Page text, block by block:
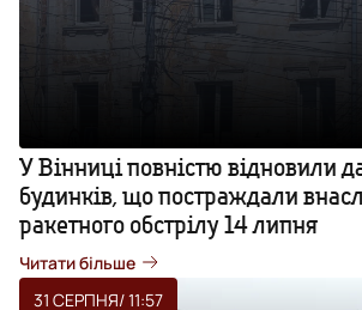
У Вінниці повністю відновили
будинків, що постраждали
ракетного обстрілу 14 липня
Читати більше
31 СЕРПНЯ/ 11:57